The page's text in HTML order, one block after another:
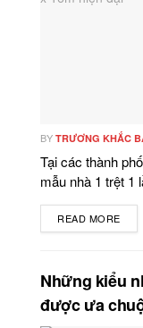
BY TRƯƠNG KHẮC
Tại các thành
mẫu nhà 1 trệt 1
READ MORE
Những kiểu
được ưa